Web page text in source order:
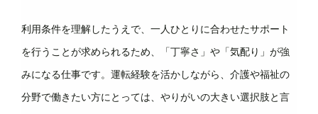
利用条件を理解したうえで、一人ひとりに合わせたサポート
を行うことが求められるため、「丁寧さ」や「気配り」が強
みになる仕事です。運転経験を活かしながら、介護や福祉の
分野で働きたい方にとっては、やりがいの大きい選択肢と言